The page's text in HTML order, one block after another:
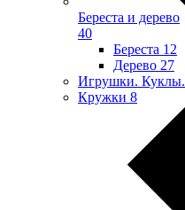
Береста и дерево
40
Береста 12
Дерево 27
Игрушки. Куклы.
Кружки 8